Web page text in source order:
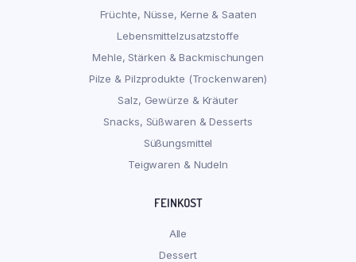
Früchte, Nüsse, Kerne & Saaten
Lebensmittelzusatzstoffe
Mehle, Stärken & Backmischungen
Pilze & Pilzprodukte (Trockenwaren)
Salz, Gewürze & Kräuter
Snacks, Süßwaren & Desserts
Süßungsmittel
Teigwaren & Nudeln
FEINKOST
Alle
Dessert